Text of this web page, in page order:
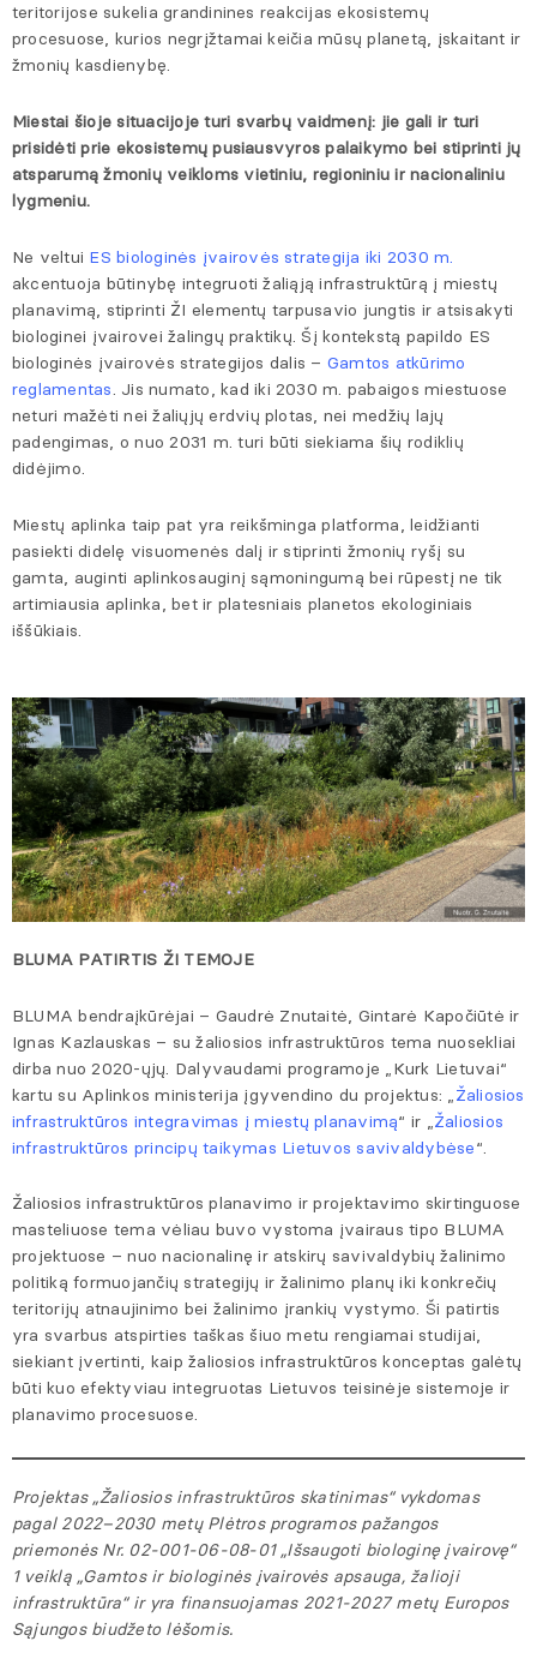
teritorijose sukelia grandinines reakcijas ekosistemų
procesuose, kurios negrįžtamai keičia mūsų planetą, įskaitant ir
žmonių kasdienybę.
Miestai šioje situacijoje turi svarbų vaidmenį: jie gali ir turi
prisidėti prie ekosistemų pusiausvyros palaikymo bei stiprinti jų
atsparumą žmonių veikloms vietiniu, regioniniu ir nacionaliniu
lygmeniu.
Ne veltui ES biologinės įvairovės strategija iki 2030 m.
akcentuoja būtinybę integruoti žaliąją infrastruktūrą į miestų
planavimą, stiprinti ŽI elementų tarpusavio jungtis ir atsisakyti
biologinei įvairovei žalingų praktikų. Šį kontekstą papildo ES
biologinės įvairovės strategijos dalis – Gamtos atkūrimo
reglamentas. Jis numato, kad iki 2030 m. pabaigos miestuose
neturi mažėti nei žaliųjų erdvių plotas, nei medžių lajų
padengimas, o nuo 2031 m. turi būti siekiama šių rodiklių
didėjimo.
Miestų aplinka taip pat yra reikšminga platforma, leidžianti
pasiekti didelę visuomenės dalį ir stiprinti žmonių ryšį su
gamta, auginti aplinkosauginį sąmoningumą bei rūpestį ne tik
artimiausia aplinka, bet ir platesniais planetos ekologiniais
iššūkiais.
BLUMA PATIRTIS ŽI TEMOJE
BLUMA bendraįkūrėjai – Gaudrė Znutaitė, Gintarė Kapočiūtė ir
Ignas Kazlauskas – su žaliosios infrastruktūros tema nuosekliai
dirba nuo 2020-ųjų. Dalyvaudami programoje „Kurk Lietuvai“
kartu su Aplinkos ministerija įgyvendino du projektus: „ Žaliosios
infrastruktūros integravimas į miestų planavimą“ ir „ Žaliosios
infrastruktūros principų taikymas Lietuvos savivaldybėse“.
Žaliosios infrastruktūros planavimo ir projektavimo skirtinguose
masteliuose tema vėliau buvo vystoma įvairaus tipo BLUMA
projektuose – nuo nacionalinę ir atskirų savivaldybių žalinimo
politiką formuojančių strategijų ir žalinimo planų iki konkrečių
teritorijų atnaujinimo bei žalinimo įrankių vystymo. Ši patirtis
yra svarbus atspirties taškas šiuo metu rengiamai studijai,
siekiant įvertinti, kaip žaliosios infrastruktūros konceptas galėtų
būti kuo efektyviau integruotas Lietuvos teisinėje sistemoje ir
planavimo procesuose.
Projektas „Žaliosios infrastruktūros skatinimas“ vykdomas
pagal 2022–2030 metų Plėtros programos pažangos
priemonės Nr. 02-001-06-08-01 „Išsaugoti biologinę įvairovę“
1 veiklą „Gamtos ir biologinės įvairovės apsauga, žalioji
infrastruktūra“ ir yra finansuojamas 2021‒2027 metų Europos
Sąjungos biudžeto lėšomis.